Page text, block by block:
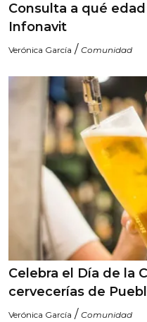
Consulta a qué
Infonavit
Verónica García / Comunidad
Celebra el Día de la
cervecerías de
Verónica García / Comunidad